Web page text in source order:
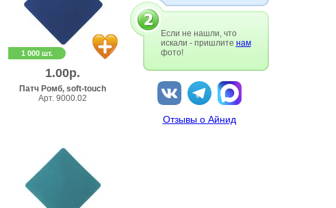
1 000 шт.
1.00р.
Патч Ромб, soft-touch
Арт. 9000.02
Если не нашли, что
искали - пришлите нам
фото!
Отзывы о Айнид